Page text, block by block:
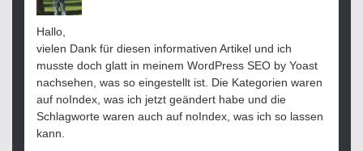
Hallo,
vielen Dank für diesen informativen Artikel und ich
musste doch glatt in meinem WordPress SEO by Yoast
nachsehen, was so eingestellt ist. Die Kategorien waren
auf noIndex, was ich jetzt geändert habe und die
Schlagworte waren auch auf noIndex, was ich so lassen
kann.